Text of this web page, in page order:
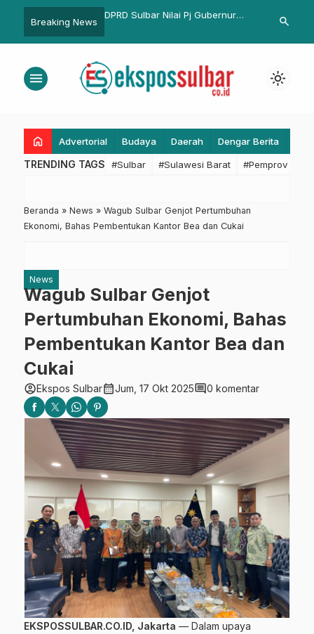
Breaking News
Sulbar Nilai Pj Gubernur
APBD Pro Rakyat
Penyumbang PDRB Terbesar,
Kabupaten Bekasi di Hari Jadi ke
Patroli
Motor
search
menu light_mode
home Advertorial Budaya Daerah Dengar Berita
TRENDING TAGS #Sulbar #Sulawesi Barat #Pemprov
Beranda » News » Wagub Sulbar Genjot Pertumbuhan
Ekonomi, Bahas Pembentukan Kantor Bea dan Cukai
News
Wagub Sulbar Genjot
Pertumbuhan Ekonomi, Bahas
Pembentukan Kantor Bea dan
Cukai
account_circleEkspos Sulbarcalendar_monthJum, 17 Okt 2025comment0 komentar
EKSPOSSULBAR.CO.ID, Jakarta — Dalam upaya